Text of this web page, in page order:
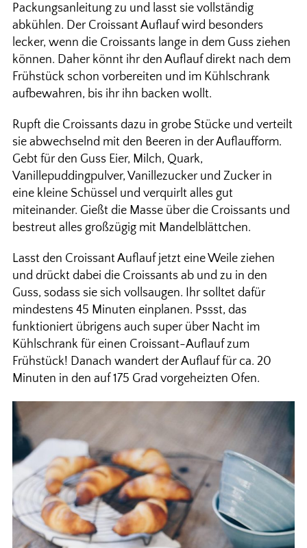
Packungsanleitung zu und lasst sie vollständig
abkühlen. Der Croissant Auflauf wird besonders
lecker, wenn die Croissants lange in dem Guss ziehen
können. Daher könnt ihr den Auflauf direkt nach dem
Frühstück schon vorbereiten und im Kühlschrank
aufbewahren, bis ihr ihn backen wollt.
Rupft die Croissants dazu in grobe Stücke und verteilt
sie abwechselnd mit den Beeren in der Auflaufform.
Gebt für den Guss Eier, Milch, Quark,
Vanillepuddingpulver, Vanillezucker und Zucker in
eine kleine Schüssel und verquirlt alles gut
miteinander. Gießt die Masse über die Croissants und
bestreut alles großzügig mit Mandelblättchen.
Lasst den Croissant Auflauf jetzt eine Weile ziehen
und drückt dabei die Croissants ab und zu in den
Guss, sodass sie sich vollsaugen. Ihr solltet dafür
mindestens 45 Minuten einplanen. Pssst, das
funktioniert übrigens auch super über Nacht im
Kühlschrank für einen Croissant-Auflauf zum
Frühstück! Danach wandert der Auflauf für ca. 20
Minuten in den auf 175 Grad vorgeheizten Ofen.